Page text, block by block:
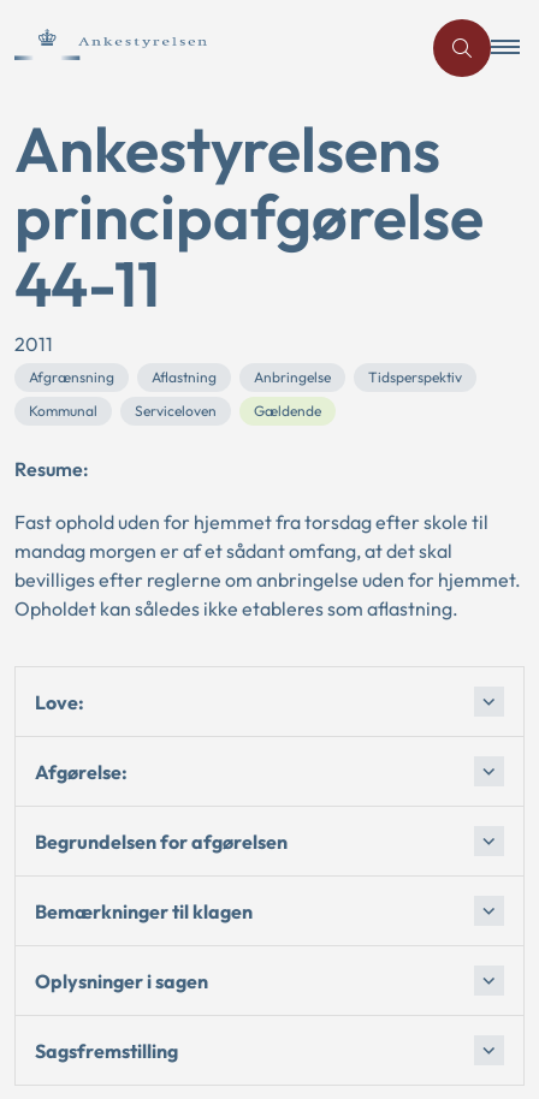
Ankestyrelsens
principafgørelse
44-11
2011
Afgrænsning Aflastning Anbringelse
Tidsperspektiv
Kommunal
Serviceloven Gældende
Resume:
Fast ophold uden for hjemmet fra torsdag efter skole til
mandag morgen er af et sådant omfang, at det skal
bevilliges efter reglerne om anbringelse uden for hjemmet.
Opholdet kan således ikke etableres som aflastning.
Love:
Afgørelse:
Begrundelsen for afgørelsen
Bemærkninger til klagen
Oplysninger i sagen
Sagsfremstilling